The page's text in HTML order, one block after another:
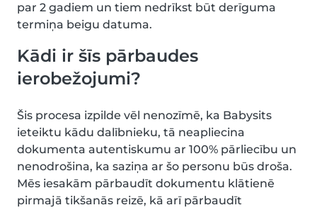
par 2 gadiem un tiem nedrīkst būt derīguma
termiņa beigu datuma.
Kādi ir šīs pārbaudes
ierobežojumi?
Šis procesa izpilde vēl nenozīmē, ka Babysits
ieteiktu kādu dalībnieku, tā neapliecina
dokumenta autentiskumu ar 100% pārliecību un
nenodrošina, ka saziņa ar šo personu būs droša.
Mēs iesakām pārbaudīt dokumentu klātienē
pirmajā tikšanās reizē, kā arī pārbaudīt